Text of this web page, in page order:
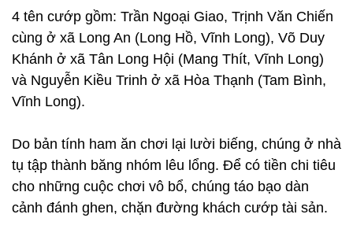
4 tên cướp gồm: Trần Ngoại Giao, Trịnh Văn Chiến
cùng ở xã Long An (Long Hồ, Vĩnh Long), Võ Duy
Khánh ở xã Tân Long Hội (Mang Thít, Vĩnh Long)
và Nguyễn Kiều Trinh ở xã Hòa Thạnh (Tam Bình,
Vĩnh Long).
Do bản tính ham ăn chơi lại lười biếng, chúng ở nhà
tụ tập thành băng nhóm lêu lổng. Để có tiền chi tiêu
cho những cuộc chơi vô bổ, chúng táo bạo dàn
cảnh đánh ghen, chặn đường khách cướp tài sản.